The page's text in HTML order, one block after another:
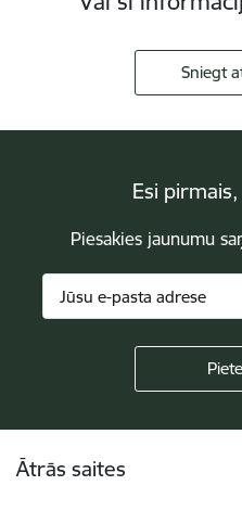
Sniegt
Esi
Piesakies jaunumu
Ātrās saites